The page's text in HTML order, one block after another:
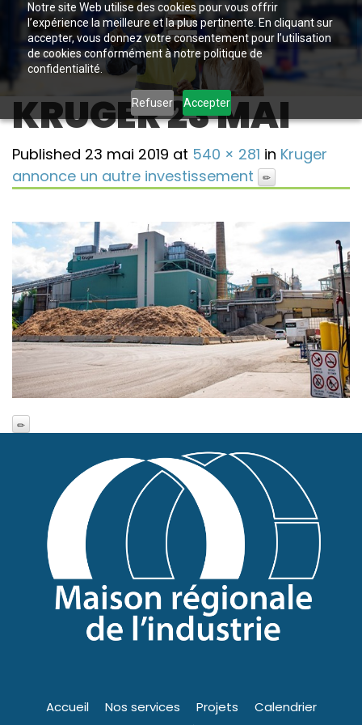
Notre site Web utilise des cookies pour vous offrir
l’expérience la meilleure et la plus pertinente. En cliquant sur
accepter, vous donnez votre consentement pour l’utilisation
de cookies conformément à notre politique de
confidentialité.
Refuser Accepter
KRUGER 23 MAI
Published 23 mai 2019 at 540 × 281 in Kruger
annonce un autre investissement
Accueil Nos services Projets
Calendrier